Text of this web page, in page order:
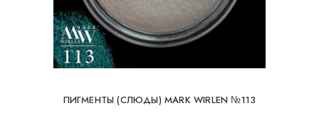
ПИГМЕНТЫ (СЛЮДЫ) MARK WIRLEN №113